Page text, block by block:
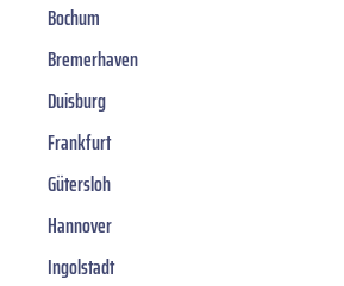
Bochum
Bremerhaven
Duisburg
Frankfurt
Gütersloh
Hannover
Ingolstadt